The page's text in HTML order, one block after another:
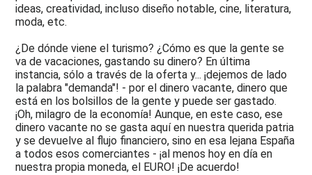
ideas, creatividad, incluso diseño notable, cine, literatura,
moda, etc.
¿De dónde viene el turismo? ¿Cómo es que la gente se
va de vacaciones, gastando su dinero? En última
instancia, sólo a través de la oferta y... ¡dejemos de lado
la palabra "demanda"! - por el dinero vacante, dinero que
está en los bolsillos de la gente y puede ser gastado.
¡Oh, milagro de la economía! Aunque, en este caso, ese
dinero vacante no se gasta aquí en nuestra querida patria
y se devuelve al flujo financiero, sino en esa lejana España
a todos esos comerciantes - ¡al menos hoy en día en
nuestra propia moneda, el EURO! ¡De acuerdo!